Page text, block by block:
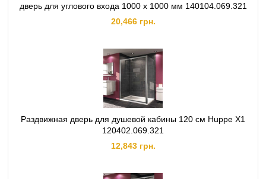
дверь для углового входа 1000 х 1000 мм 140104.069.321
20,466 грн.
Раздвижная дверь для душевой кабины 120 см Huppe X1
120402.069.321
12,843 грн.